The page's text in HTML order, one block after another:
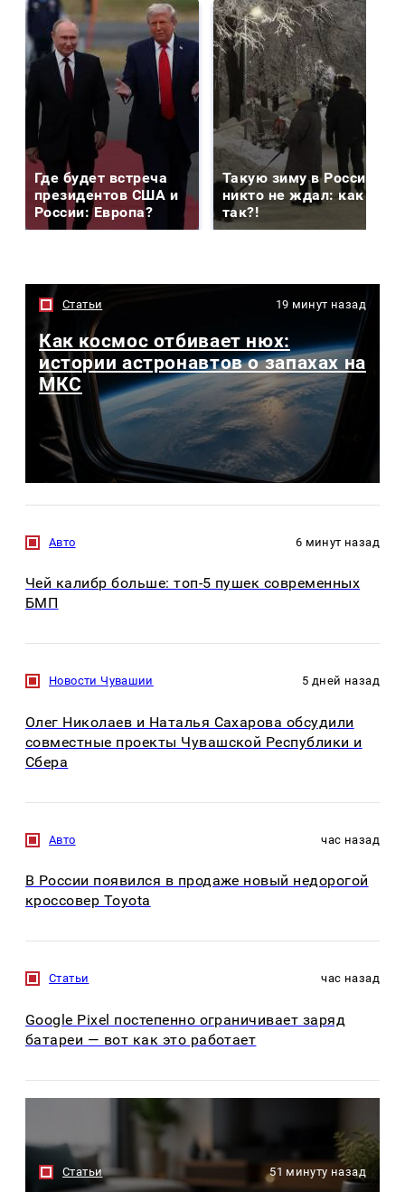
Где будет встреча
президентов США и
России: Европа?
Такую зиму в России
никто не ждал: как
так?!
Статьи 19 минут назад
Как космос отбивает нюх:
истории астронавтов о запахах на
МКС
Авто 6 минут назад
Чей калибр больше: топ-5 пушек современных
БМП
Новости Чувашии 5 дней назад
Олег Николаев и Наталья Сахарова обсудили
совместные проекты Чувашской Республики и
Сбера
Авто час назад
В России появился в продаже новый недорогой
кроссовер Toyota
Статьи час назад
Google Pixel постепенно ограничивает заряд
батареи — вот как это работает
Статьи 51 минуту назад